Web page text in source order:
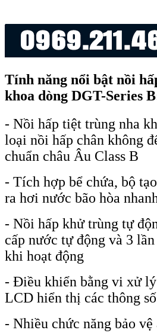
Tính năng nổi bật nồi
khoa dòng DGT-Series
- Nồi hấp tiệt trùng nha
loại nồi hấp chân không
chuẩn châu Âu Class B
- Tích hợp bể chứa, bộ
ra hơi nước bão hòa
- Nồi hấp khử trùng tự
cấp nước tự động và 3
khi hoạt động
- Điều khiển bằng vi xử
LCD hiển thị các thông
- Nhiều chức năng bảo vệ